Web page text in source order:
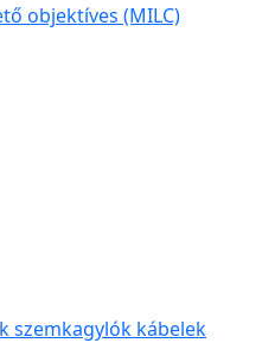
objektíves (MILC)
szemkagylók kábelek